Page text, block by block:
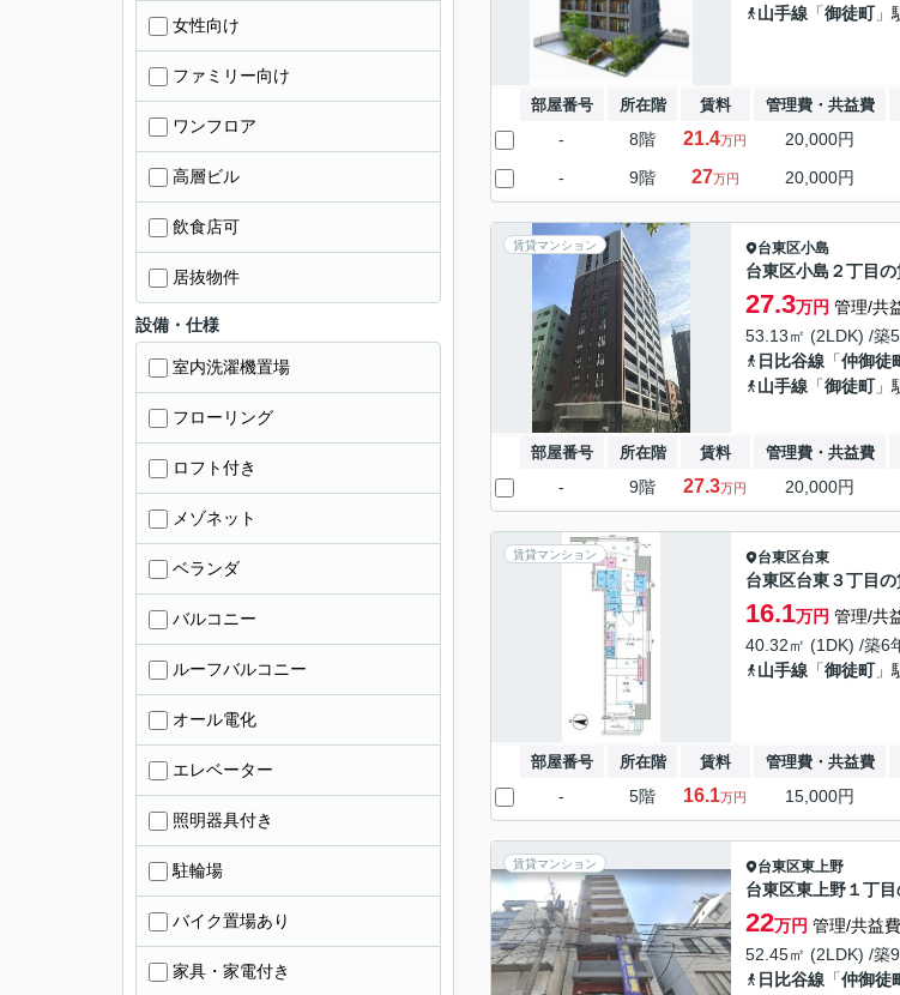
山手線 「御徒町」
部屋番号 所在階 賃料 管理費・共益費
- 8階 21.4万円 20,000円
- 9階 27万円 20,000円
賃貸マンション 台東区小島
台東区小島２丁目
27.3万円 管理/共
53.13㎡ (2LDK) /築
日比谷線 「仲御徒
山手線 「御徒町」
部屋番号 所在階 賃料 管理費・共益費
- 9階 27.3万円 20,000円
賃貸マンション 台東区台東
台東区台東３丁目
16.1万円 管理/共
40.32㎡ (1DK) /築6
山手線 「御徒町」
部屋番号 所在階 賃料 管理費・共益費
- 5階 16.1万円 15,000円
賃貸マンション 台東区東上野
台東区東上野１丁
22万円 管理/共益
52.45㎡ (2LDK) /築
日比谷線 「仲御徒
女性向け
ファミリー向け
ワンフロア
高層ビル
飲食店可
居抜物件
設備・仕様
室内洗濯機置場
フローリング
ロフト付き
メゾネット
ベランダ
バルコニー
ルーフバルコニー
オール電化
エレベーター
照明器具付き
駐輪場
バイク置場あり
家具・家電付き